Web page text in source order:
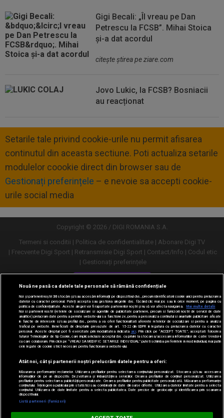
Digi Sport
Gigi Becali: „Îl vreau pe Dan
Petrescu la FCSB”. Mihai Stoica
și-a dat acordul
citeşte ştirea pe ziare.com
Jovo Lukic, la FCSB? Bosniacii
au reacționat
Setarile tale privind cookie-urile nu permit afisarea
continutul din aceasta sectiune. Poti actualiza setarile
modulelor coookie direct din browser sau de
Gestionați preferințele – e nevoie sa accepti cookie-
urile social media
Copyright © 2026 / DIGI ROMANIA S.A.
Termeni si conditii
Politica de confidentialitate
Abonare Digi TV
Frecvente Digi Sport
Retransmisie Digi Sport Contact/Info
Codul etic
Gestionați preferințele
Versiune desktop
Nouă ne pasă ca datele tale personale să rămână confidențiale
Noi și partenerii noștri30stocăm și/sau accesăm informații pe dispozitivul dvs., precum identificatorii cookie unici pentru prelucrarea
datelor cu caracter personal. Puteți accepta sau gestiona alegerile dvs. făcând clic mai jos sau în orice moment, pe pagina cu
politica de confidențialitate. Aceste alegeri vor fi raportate partenerilor noștri și nu vă vor afecta navigarea.
Mai multe detalii
Noi si partenerii nostri (retelele de socializare si agentiile de publicitate partenere, precum si furnizorii nostri de servicii de date
analitice) prelucram date pentru a permite website-ului sa functioneze, pentru a personaliza continutul si anunturile publicitare afisate
in functie de interesele si/sau profilul dvs., pentru a va oferi functionalitati aferente retelelor de socializare si pentru a analiza
traficul pe website. Beneficiati de drepturile prevazute de art. 15-22 din GDPR in legatura cu prelucrarea datelor cu caracter
personal. Aceste drepturi pot fi exercitate prin modalitatea indicata aici. Prin click pe “ACCEPT TOATE”, acceptati folosirea
tuturor Tehnologiilor de tip Cookie, care implica inclusiv acceptul dvs. cu privire la stocarea/accesarea informatiilor de catre Vendor-ii
cu care colaboram. Prin click pe “VREAU SA MODIFIC SETARILE INDIVIDUAL” puteti schimba preferintele in mod individual, mai putin
cele legate de cookie strict necesare pentru functionarea website-ului.
Atât noi, cât și partenerii noștri prelucrăm datele pentru a oferi:
Măsurarea performanței reclamelor. Utilizarea profilurilor pentru selectarea conținutului personalizat. Stocarea și/sau accesarea
informațiilor de pe un dispozitiv. Dezvoltarea și îmbunătățirea serviciilor. Crearea profilurilor de conținut personalizat. Utilizarea
profilurilor pentru selectarea publicității personalizate. Crearea profilurilor pentru publicitate personalizată. Măsurarea performanței
conținutului. Înțelegerea publicului prin statistici sau combinații de date din surse diferite. Utilizarea datelor limitate pentru a selecta
conținutul. Utilizarea de date limitate pentru a selecta publicitatea. Date precise de geolocație și identificarea prin scanarea
dispozitivului.
Listă parteneri (furnizori)